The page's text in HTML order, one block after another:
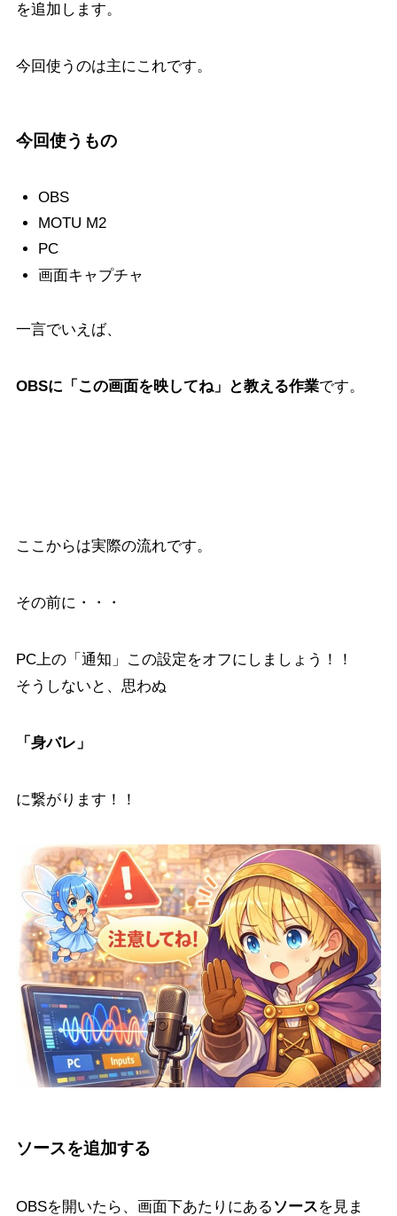
を追加します。
今回使うのは主にこれです。
今回使うもの
OBS
MOTU M2
PC
画面キャプチャ
一言でいえば、
OBSに「この画面を映してね」と教える作業です。
ここからは実際の流れです。
その前に・・・
PC上の「通知」この設定をオフにしましょう！！
そうしないと、思わぬ
「身バレ」
に繋がります！！
ソースを追加する
OBSを開いたら、画面下あたりにある ソースを見ま